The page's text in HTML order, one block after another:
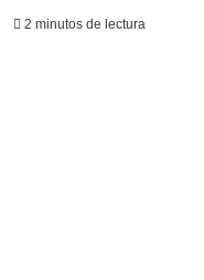
2 minutos de lectura